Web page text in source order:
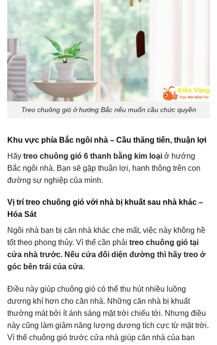
Treo chuông gió ở hướng Bắc nếu muốn cầu chức quyền
Khu vực phía Bắc ngôi nhà – Cầu thăng tiến, thuận lợi
Hãy treo chuông gió 6 thanh bằng kim loại ở hướng
Bắc ngôi nhà. Bạn sẽ gặp thuận lợi, hanh thông trên con
đường sự nghiệp của mình.
Vị trí treo chuông gió với nhà bị khuất sau nhà khác –
Hóa Sát
Ngôi nhà bạn bị căn nhà khác che mất, việc này không hề
tốt theo phong thủy. Vì thế cần phải treo chuông gió tại
cửa nhà trước. Nếu cửa đối diện đường thì hãy treo ở
góc bên trái của cửa.
Điều này giúp chuông gió có thể thu hút nhiều luồng
dương khí hơn cho căn nhà. Những căn nhà bị khuất
thường mát bởi ít ánh sáng mặt trời chiếu tới. Nhưng điều
này cũng làm giảm năng lượng dương tích cực từ mặt trời.
Vì thế chuông gió trước cửa nhà giúp căn nhà của bạn